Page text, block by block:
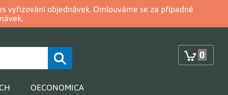
vyřizování objednávek. Omlouváme se za případné
0
OECONOMICA